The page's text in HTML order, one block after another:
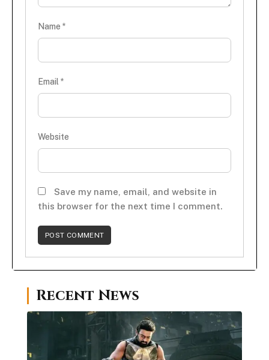
Name *
Email *
Website
Save my name, email, and website in
this browser for the next time I comment.
Recent News